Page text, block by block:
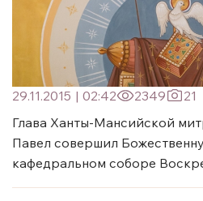
29.11.2015 | 02:42 2349
21
Глава Ханты-Мансийской
Павел совершил
кафедральном соборе